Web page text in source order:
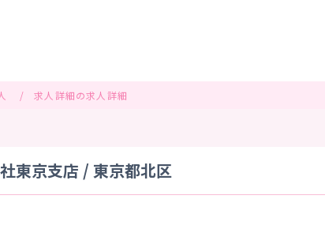
求人詳細の求人詳細
東京支店 / 東京都北区